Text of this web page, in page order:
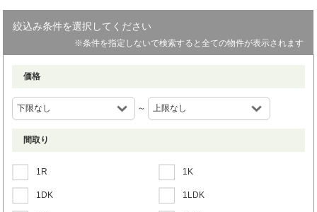
絞込み条件を選択してください
※条件を指定しないで検索すると全ての物件が表示されます
価格
～
間取り
1R 1K
1DK 1LDK